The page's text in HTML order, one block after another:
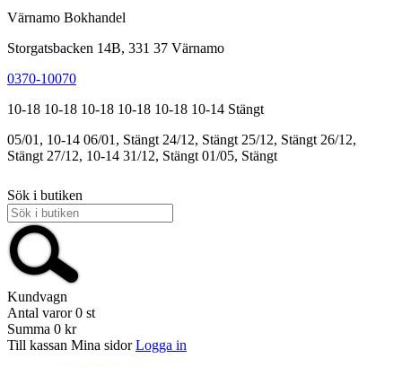
Värnamo Bokhandel
Storgatsbacken 14B, 331 37 Värnamo
0370-10070
10-18 10-18 10-18 10-18 10-18 10-14 Stängt
05/01, 10-14 06/01, Stängt 24/12, Stängt 25/12, Stängt 26/12,
Stängt 27/12, 10-14 31/12, Stängt 01/05, Stängt
Sök i butiken
Kundvagn
Antal varor 0 st
Summa 0 kr
Till kassan Mina sidor Logga in